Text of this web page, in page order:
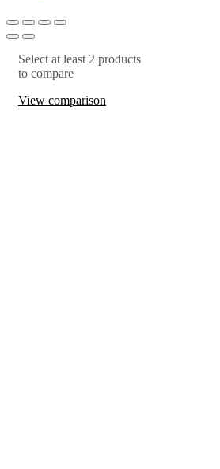
Select at least 2 products
to compare
View comparison